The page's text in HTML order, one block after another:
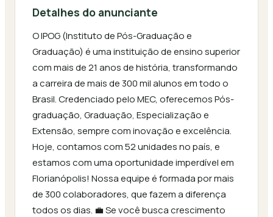
Detalhes do anunciante
O IPOG (Instituto de Pós-Graduação e
Graduação) é uma instituição de ensino superior
com mais de 21 anos de história, transformando
a carreira de mais de 300 mil alunos em todo o
Brasil. Credenciado pelo MEC, oferecemos Pós-
graduação, Graduação, Especialização e
Extensão, sempre com inovação e excelência.
Hoje, contamos com 52 unidades no país, e
estamos com uma oportunidade imperdível em
Florianópolis! Nossa equipe é formada por mais
de 300 colaboradores, que fazem a diferença
todos os dias. 💼 Se você busca crescimento